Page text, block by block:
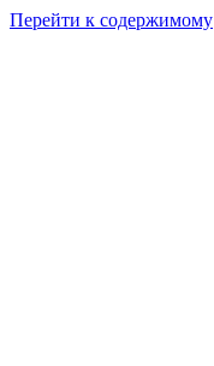
Перейти к содержимому